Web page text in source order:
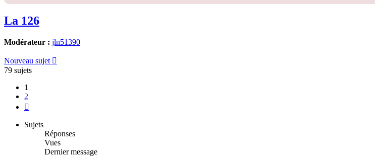
La 126
Modérateur : jln51390
Nouveau sujet
79 sujets
1
2
Sujets
Réponses
Vues
Dernier message